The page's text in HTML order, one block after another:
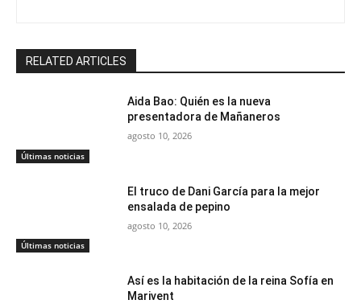
RELATED ARTICLES
Últimas noticias
Aida Bao: Quién es la nueva
presentadora de Mañaneros
agosto 10, 2026
Últimas noticias
El truco de Dani García para la mejor
ensalada de pepino
agosto 10, 2026
Así es la habitación de la reina Sofía en
Marivent